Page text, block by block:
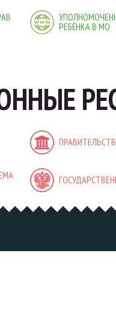
РЕБЁНКА В МО